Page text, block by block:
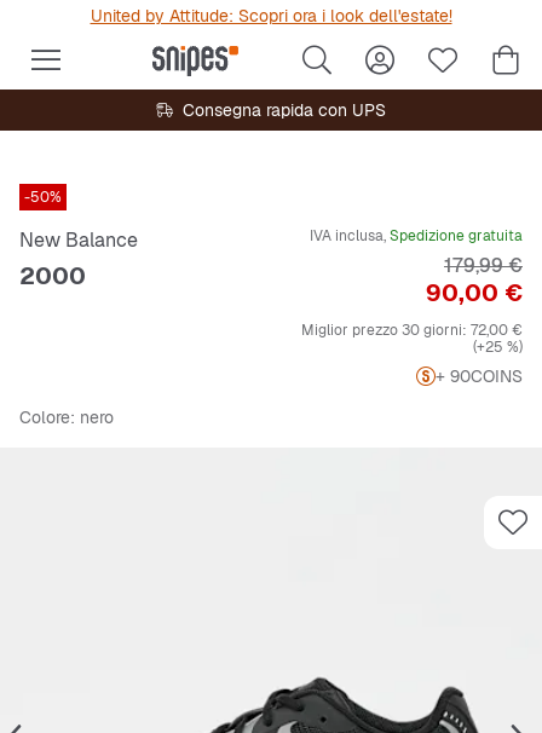
United by Attitude: Scopri ora i look dell'estate!
Consegna rapida con UPS
-50%
New Balance
2000
IVA inclusa,Spedizione gratuita
Prezzo
90,00 €
Prezzo
179,99 €
Miglior prezzo 30 giorni: 72,00 €
(+25 %)
+ 90COINS
Colore: nero